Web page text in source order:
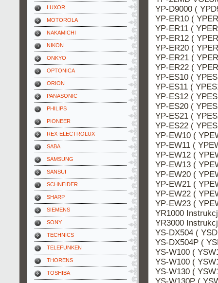
LUXOR
MOTOROLA
NAKAMICHI
NIKON
ONKYO
OPTONICA
ORION
PANASONIC
PHILIPS
PIONEER
REX-ELECTROLUX
SABA
SAMSUNG
SANSUI
SCHNEIDER
SHARP
SIEMENS
SONY
TECHNICS
TELEFUNKEN
THORENS
TOSHIBA
YP-D9000 (
YP-ER10 (
YP-ER11 (
YP-ER12 (
YP-ER20 (
YP-ER21 (
YP-ER22 (
YP-ES10 (
YP-ES11 (
YP-ES12 (
YP-ES20 (
YP-ES21 (
YP-ES22 (
YP-EW10 (
YP-EW11 (
YP-EW12 (
YP-EW13 (
YP-EW20 (
YP-EW21 (
YP-EW22 (
YP-EW23 (
YR1000
YR3000
YS-DX504 (
YS-DX504P (
YS-W100 (
YS-W100 (
YS-W130 (